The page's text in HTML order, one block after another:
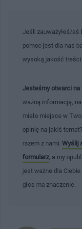
Jeśli zauważyłeś/aś
pomoc jest dla nas
wysoką jakość treści.
Jesteśmy otwarci na
ważną informacją,
miało miejsce w
opinię na jakiś
razem z nami. Wyślij
formularz , a my
jest ważne dla
głos ma znaczenie.